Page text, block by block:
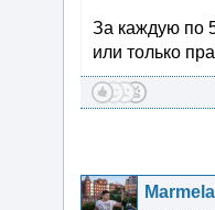
За каждую по
или только